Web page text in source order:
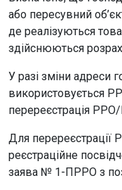
або пересувний
де реалізуються
здійснюються
У разі зміни адреси
використовується
перереєстрація
Для
реєстраційне
заява № 1-ПРРО з